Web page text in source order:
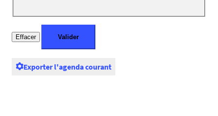
Exporter l'agenda courant